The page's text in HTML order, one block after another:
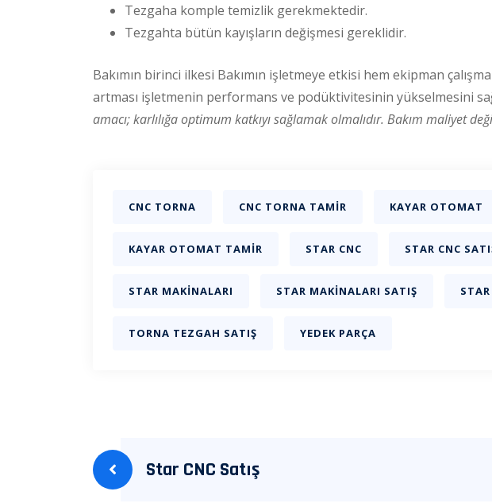
Tezgaha komple temizlik gerekmektedir.
Tezgahta bütün kayışların değişmesi gereklidir.
Bakımın birinci ilkesi Bakımın işletmeye etkisi hem ekipman
artması işletmenin performans ve podüktivitesinin yükselmesini
amacı; karlılığa optimum katkıyı sağlamak olmalıdır. Bakım maliyet
CNC TORNA CNC TORNA TAMIR KAYAR OTOMAT
KAYAR OTOMAT TAMIR STAR CNC STAR CNC
STAR MAKINALARI STAR MAKINALARI SATIŞ
TORNA TEZGAH SATIŞ YEDEK PARÇA
Yazı
gezinmesi
Star CNC Satış